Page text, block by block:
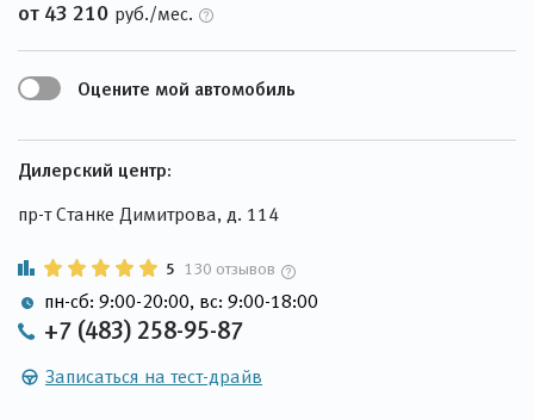
от 43 210 руб./мес.
Оцените мой автомобиль
Дилерский центр:
пр-т Станке Димитрова, д. 114
5 130 отзывов
пн-сб: 9:00-20:00, вс: 9:00-18:00
+7 (483) 258-95-87
Записаться на тест-драйв